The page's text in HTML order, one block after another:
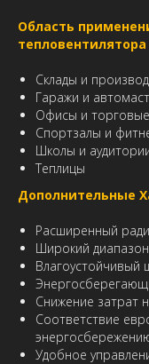
Область
тепловентилятора
Склады и
Гаражи и
Офисы и
Спортзалы и
Школы и
Теплицы
Дополнительные
Расширенный
Широкий
Влагоустойчивый
Снижение затрат
Соответствие
Удобное